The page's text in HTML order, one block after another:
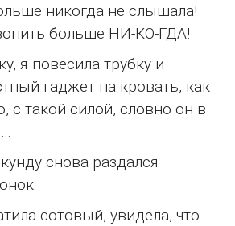
никогда не слышала!
больше НИ-КО-ГДА!
я повесила трубку и
гаджет на кровать, как
с такой силой, словно он в
снова раздался
сотовый, увидела, что